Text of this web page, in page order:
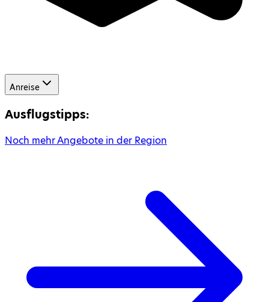
Anreise
Ausflugstipps:
Noch mehr Angebote in der Region